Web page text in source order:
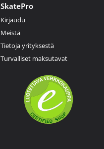
SkatePro
Kirjaudu
Meistä
Tietoja yrityksestä
Turvalliset maksutavat